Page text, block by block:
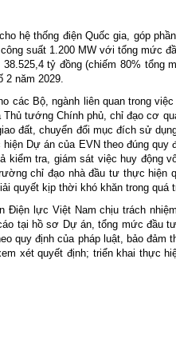
hệ thống điện Quốc gia, góp
suất 1.200 MW với tổng mức
tỷ đồng (chiếm 80%
năm 2029.
các Bộ, ngành liên quan trong
tướng Chính phủ, chỉ đạo cơ
đất, chuyển đổi mục đích sử
Dự án của EVN theo đúng
kiểm tra, giám sát việc huy
chỉ đạo nhà đầu tư thực
quyết kịp thời khó khăn trong quá
Điện lực Việt Nam chịu trách
tại hồ sơ Dự án, tổng mức đầu
quy định của pháp luật, bảo
xét quyết định; triển khai thực